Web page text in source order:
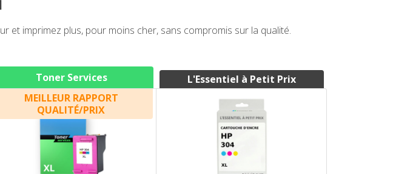
et imprimez plus, pour moins cher, sans compromis sur la qualité.
Toner Services L'Essentiel à Petit Prix
MEILLEUR RAPPORT
QUALITÉ/PRIX